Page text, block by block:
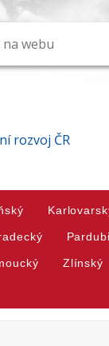
rozvoj ČR
Zlínský